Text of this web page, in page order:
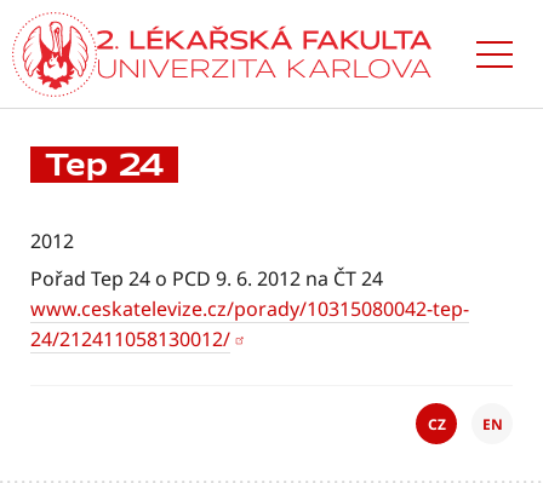
Přejít
k hlavnímu
obsahu
Tep 24
2012
Pořad Tep 24 o PCD 9. 6. 2012 na ČT 24
www.ceskatelevize.cz/porady/10315080042-tep-
24/212411058130012/
CZ EN